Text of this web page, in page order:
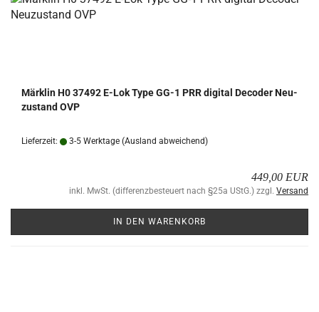
Märk­lin H0 37492 E-Lok Type GG-1 PRR di­gi­tal De­co­der Neu­
zu­stand OVP
Lieferzeit: 3-5 Werktage (Ausland abweichend)
449,00 EUR
inkl. MwSt. (differenzbesteuert nach §25a UStG.) zzgl. Versand
IN DEN WARENKORB